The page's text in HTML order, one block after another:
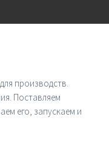
производств.
Поставляем
его, запускаем и